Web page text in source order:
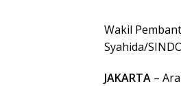
Wakil
Syahida/
JAKARTA –